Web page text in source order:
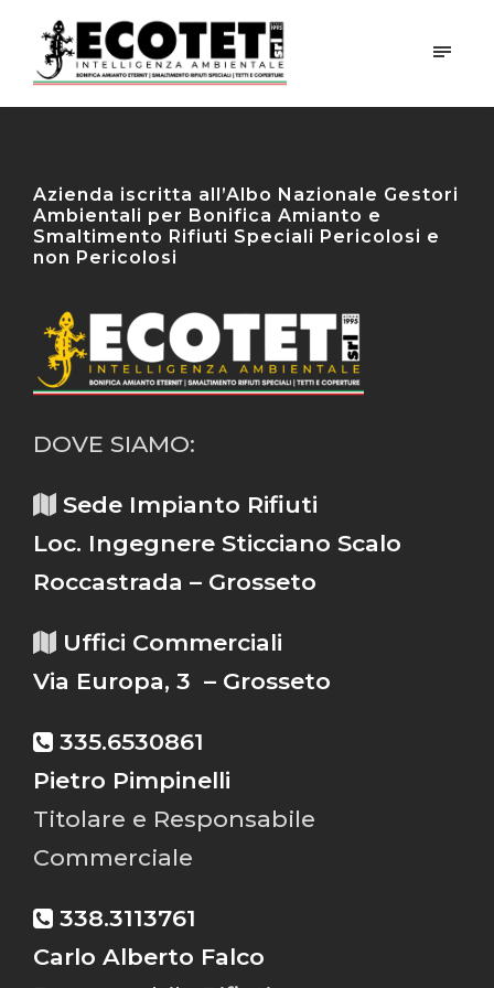
Azienda iscritta all’Albo Nazionale Gestori
Ambientali per Bonifica Amianto e
Smaltimento Rifiuti Speciali Pericolosi e
non Pericolosi
DOVE SIAMO:
Sede Impianto Rifiuti
Loc. Ingegnere Sticciano Scalo
Roccastrada – Grosseto
Uffici Commerciali
Via Europa, 3 – Grosseto
335.6530861
Pietro Pimpinelli
Titolare e Responsabile
Commerciale
338.3113761
Carlo Alberto Falco